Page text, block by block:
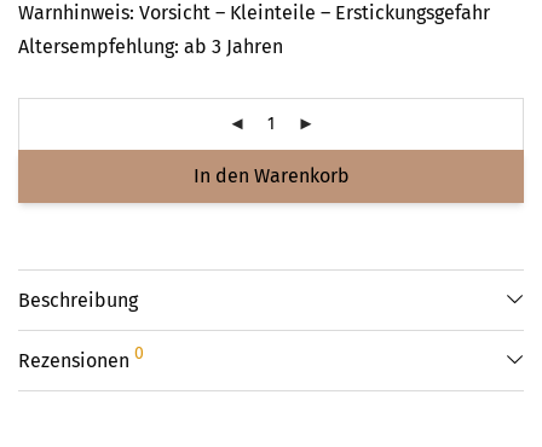
Warnhinweis: Vorsicht – Kleinteile – Erstickungsgefahr
Altersempfehlung: ab 3 Jahren
In den Warenkorb
Beschreibung
Rezensionen 0